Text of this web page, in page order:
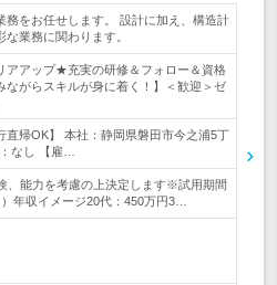
務をお任せします。 設計に加え、構造計
業務に関わります。
アアップ★充実の研修＆フォロー＆資格
ながらスキルが身に着く！】＜歓迎＞ゼ
直帰OK】 本社：静岡県磐田市今之浦5丁
なし 【雇…
、能力を考慮の上決定します※試用期間
年収イメージ20代：450万円3…